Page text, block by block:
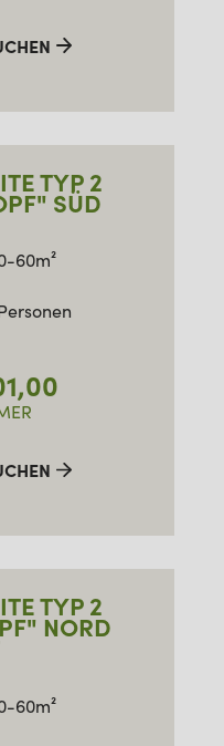
TYP 2
SÜD
60m²
TYP 2
NORD
60m²